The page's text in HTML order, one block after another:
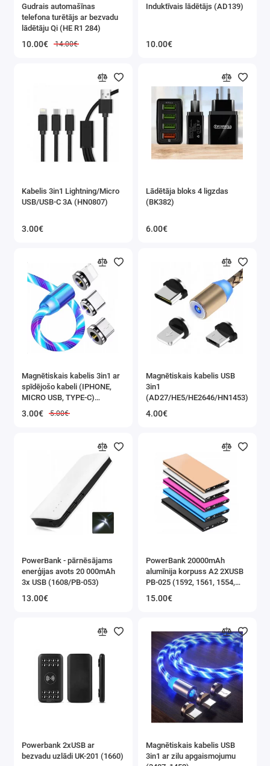
Barošanas avoti, lādētāji, kabeļi
Viedpulksteņi / Smartwatch
Portatīvie atskaņotāji (Bluetooth skaļruņi / radio
utt.)
Baterijas, akumulātoru baterijas un lādētāji
Gudrais automašīnas
telefona turētājs ar bezvadu
lādētāju Qi (HE R1 284)
10.00€ 14.00€
Induktīvais lādētājs (AD139)
10.00€
Kabelis 3in1 Lightning/Micro
USB/USB-C 3A (HN0807)
3.00€
Lādētāja bloks 4 ligzdas
(BK382)
6.00€
Magnētiskais kabelis 3in1 ar
spīdējošo kabeli (IPHONE,
MICRO USB, TYPE-C)
3.00€ 5.00€
Magnētiskais kabelis USB
3in1
(AD27/HE5/HE2646/HN1453)
4.00€
PowerBank - pārnēsājams
enerģijas avots 20 000mAh
3x USB (1608/PB-053)
13.00€
PowerBank 20000mAh
alumīnija korpuss A2 2XUSB
PB-025 (1592, 1561, 1554,
15.00€
Powerbank 2xUSB ar
bezvadu uzlādi UK-201 (1660)
Magnētiskais kabelis USB
3in1 ar zilu apgaismojumu